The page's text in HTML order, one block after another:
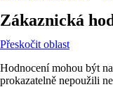
Zákaznická
Přeskočit oblast
Hodnocení mohou být
prokazatelně nepoužili